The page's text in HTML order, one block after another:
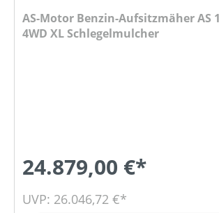
AS-Motor Benzin-Aufsitzmäher AS
4WD XL Schlegelmulcher
24.879,00 €*
UVP: 26.046,72 €*